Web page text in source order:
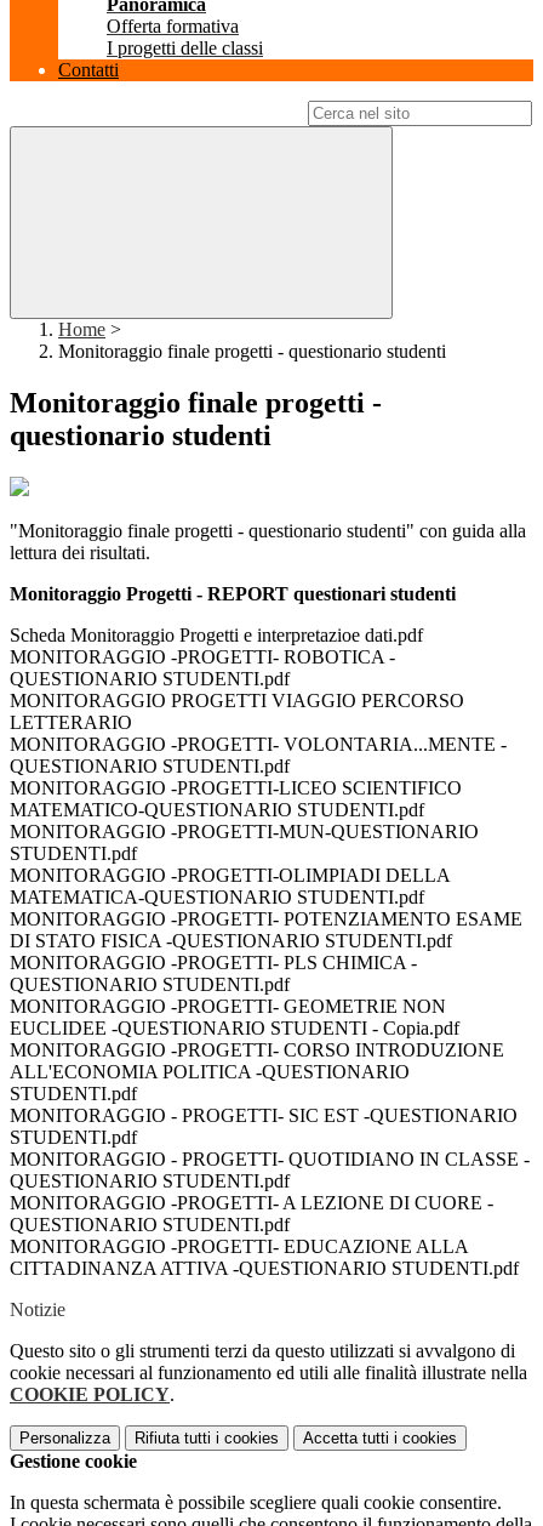
Panoramica
Offerta formativa
I progetti delle classi
Contatti
Home >
Monitoraggio finale progetti - questionario studenti
Monitoraggio finale progetti -
questionario studenti
"Monitoraggio finale progetti - questionario studenti" con guida alla
lettura dei risultati.
Monitoraggio Progetti - REPORT questionari studenti
Scheda Monitoraggio Progetti e interpretazioe dati.pdf
MONITORAGGIO -PROGETTI- ROBOTICA -
QUESTIONARIO STUDENTI.pdf
MONITORAGGIO PROGETTI VIAGGIO PERCORSO
LETTERARIO
MONITORAGGIO -PROGETTI- VOLONTARIA...MENTE -
QUESTIONARIO STUDENTI.pdf
MONITORAGGIO -PROGETTI-LICEO SCIENTIFICO
MATEMATICO-QUESTIONARIO STUDENTI.pdf
MONITORAGGIO -PROGETTI-MUN-QUESTIONARIO
STUDENTI.pdf
MONITORAGGIO -PROGETTI-OLIMPIADI DELLA
MATEMATICA-QUESTIONARIO STUDENTI.pdf
MONITORAGGIO -PROGETTI- POTENZIAMENTO ESAME
DI STATO FISICA -QUESTIONARIO STUDENTI.pdf
MONITORAGGIO -PROGETTI- PLS CHIMICA -
QUESTIONARIO STUDENTI.pdf
MONITORAGGIO -PROGETTI- GEOMETRIE NON
EUCLIDEE -QUESTIONARIO STUDENTI - Copia.pdf
MONITORAGGIO -PROGETTI- CORSO INTRODUZIONE
ALL'ECONOMIA POLITICA -QUESTIONARIO
STUDENTI.pdf
MONITORAGGIO - PROGETTI- SIC EST -QUESTIONARIO
STUDENTI.pdf
MONITORAGGIO - PROGETTI- QUOTIDIANO IN CLASSE -
QUESTIONARIO STUDENTI.pdf
MONITORAGGIO -PROGETTI- A LEZIONE DI CUORE -
QUESTIONARIO STUDENTI.pdf
MONITORAGGIO -PROGETTI- EDUCAZIONE ALLA
CITTADINANZA ATTIVA -QUESTIONARIO STUDENTI.pdf
Notizie
Questo sito o gli strumenti terzi da questo utilizzati si avvalgono di
cookie necessari al funzionamento ed utili alle finalità illustrate nella
COOKIE POLICY.
Personalizza Rifiuta tutti i cookies Accetta tutti i cookies
Gestione cookie
In questa schermata è possibile scegliere quali cookie consentire.